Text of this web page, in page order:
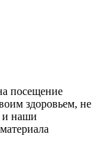
посещение
здоровьем, не
и наши